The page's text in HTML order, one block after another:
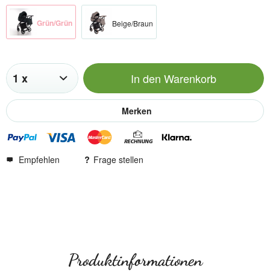
Grün/Grün Beige/Braun
In den Warenkorb
Merken
Empfehlen Frage stellen
Produktinformationen